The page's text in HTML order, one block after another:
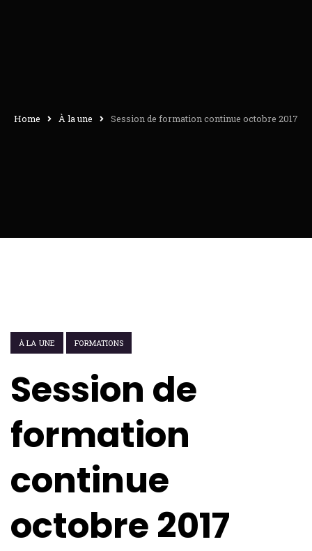
Home À la une Session de formation continue octobre 2017
À LA UNE FORMATIONS
Session de
formation
continue
octobre 2017